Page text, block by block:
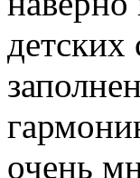
очень